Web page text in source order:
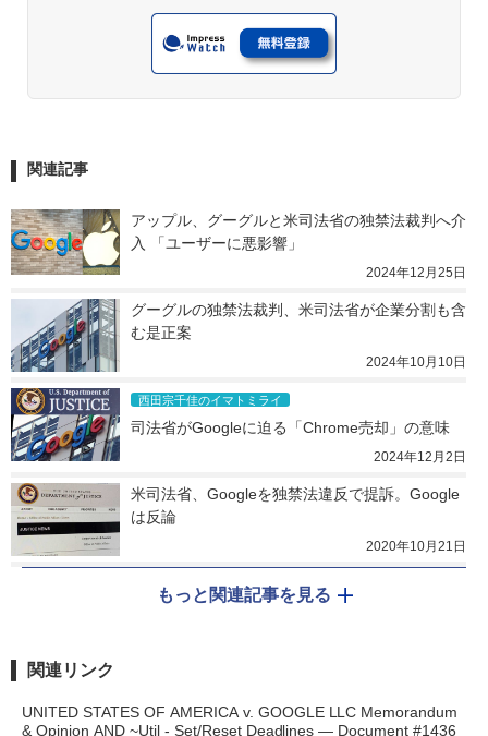
関連記事
アップル、グーグルと米司法省の独禁法裁判へ介
入 「ユーザーに悪影響」
2024年12月25日
グーグルの独禁法裁判、米司法省が企業分割も含
む是正案
2024年10月10日
西田宗千佳のイマトミライ
司法省がGoogleに迫る「Chrome売却」の意味
2024年12月2日
米司法省、Googleを独禁法違反で提訴。Google
は反論
2020年10月21日
もっと関連記事を見る
関連リンク
UNITED STATES OF AMERICA v. GOOGLE LLC Memorandum
& Opinion AND ~Util - Set/Reset Deadlines — Document #1436